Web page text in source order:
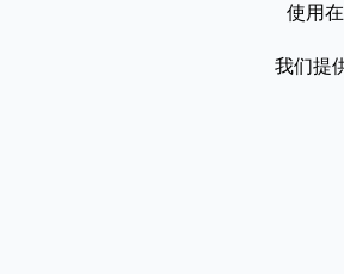
使用
我们提